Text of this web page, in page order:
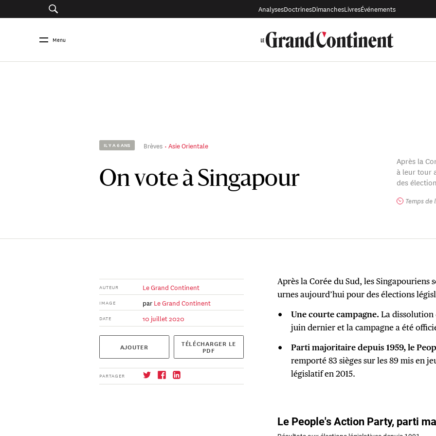
AnalysesDoctrinesDimanchesLivresÉvénements
Menu
IL Y A 6 ANS Brèves Asie Orientale
On vote à Singapour
Après la
à leur tour
des
Temps
AUTEUR Le Grand Continent
IMAGE parLe Grand Continent
DATE 10 juillet 2020
AJOUTER TÉLÉCHARGER LE
PDF
PARTAGER
Après la Corée du Sud, les Singapouriens
urnes aujourd’hui pour des élections
Une courte campagne. La dissolution
juin dernier et la campagne a été
Parti majoritaire depuis 1959, le
remporté 83 sièges sur les 89 mis en
législatif en 2015.